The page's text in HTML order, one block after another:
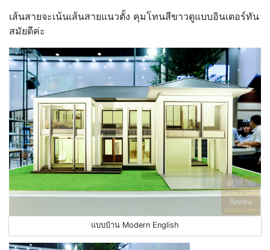
เส้นสายจะเน้นเส้นสายแนวตั้ง คุมโทนสีขาวดูแบบอินเตอร์ทัน
สมัยดีค่ะ
แบบบ้าน Modern English